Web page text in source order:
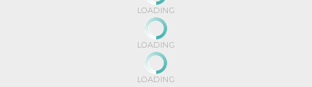
LOADING
LOADING
LOADING